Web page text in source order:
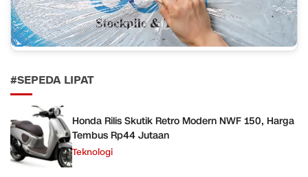
#SEPEDA LIPAT
Honda Rilis Skutik Retro Modern NWF 150, Harga
Tembus Rp44 Jutaan
Teknologi